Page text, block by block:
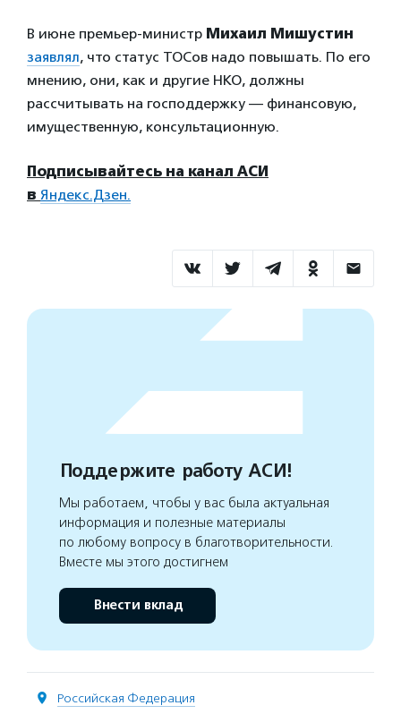
В июне премьер-министр Михаил Мишустин
заявлял, что статус ТОСов надо повышать. По его
мнению, они, как и другие НКО, должны
рассчитывать на господдержку — финансовую,
имущественную, консультационную.
Подписывайтесь на канал АСИ
в Яндекс.Дзен.
Поддержите работу АСИ!
Мы работаем, чтобы у вас была актуальная
информация и полезные материалы
по любому вопросу в благотворительности.
Вместе мы этого достигнем
Внести вклад
Российская Федерация